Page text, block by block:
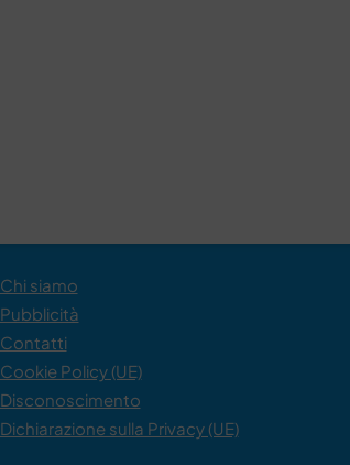
Chi siamo
Pubblicità
Contatti
Cookie Policy (UE)
Disconoscimento
Dichiarazione sulla Privacy (UE)